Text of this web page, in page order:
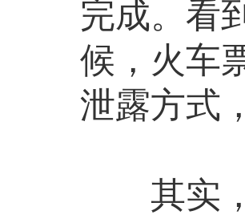
完成。看
候，火车
泄露方式
其实，